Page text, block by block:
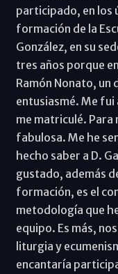
participado, en los
formación de la
González, en su
tres años porque
Ramón Nonato, un
entusiasmé. Me
me matriculé. Para
fabulosa. Me he
hecho saber a D.
gustado, además
formación, es el
metodología que
equipo. Es más,
liturgia y
encantaría